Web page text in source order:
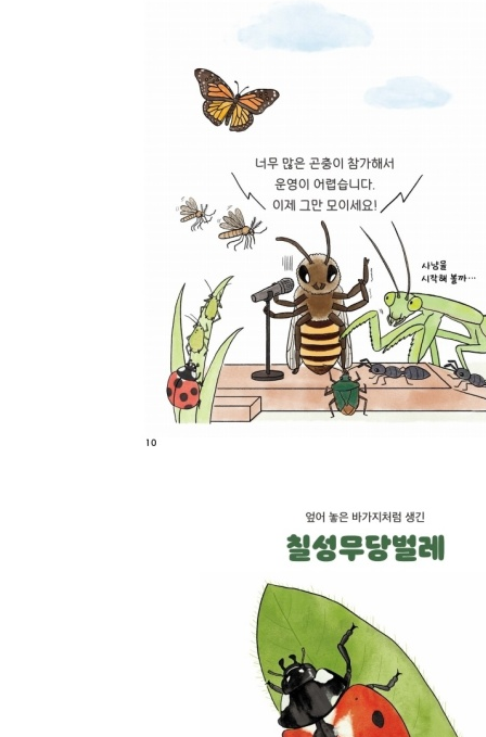
3부 곤충과 사람 사이
- 곤충과 함께 살아요 70